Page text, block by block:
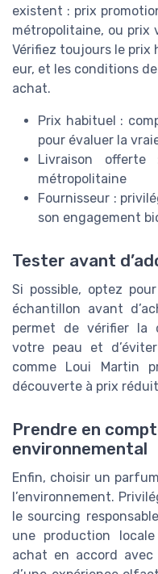
existent : prix
métropolitaine, ou prix
Vérifiez toujours le prix
eur, et les conditions
achat.
Prix habituel :
pour évaluer la
Livraison
métropolitaine
Fournisseur :
son engagement
Tester avant
Si possible, optez
échantillon avant
permet de vérifier la
votre peau et
comme Loui Martin
découverte à prix
Prendre en
environnemental
Enfin, choisir un
l’environnement.
le sourcing
une production
achat en accord